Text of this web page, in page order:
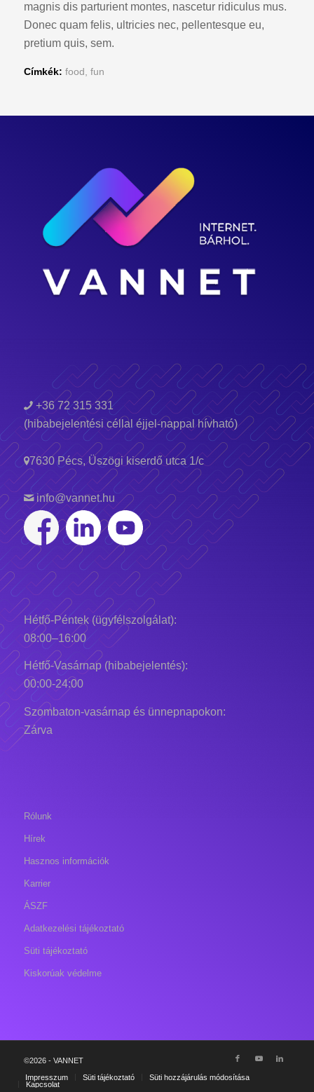
magnis dis parturient montes, nascetur ridiculus mus.
Donec quam felis, ultricies nec, pellentesque eu,
pretium quis, sem.
Címkék: food fun
+36 72 315 331
(hibabejelentési céllal éjjel-nappal hívható)
7630 Pécs, Üszögi kiserdő utca 1/c
info@vannet.hu
Hétfő-Péntek (ügyfélszolgálat):
08:00–16:00
Hétfő-Vasárnap (hibabejelentés):
00:00-24:00
Szombaton-vasárnap és ünnepnapokon:
Zárva
Rólunk
Hírek
Hasznos információk
Karrier
ÁSZF
Adatkezelési tájékoztató
Süti tájékoztató
Kiskorúak védelme
©2026 - VANNET
Impresszum
Süti tájékoztató
Süti hozzájárulás módosítása
Kapcsolat